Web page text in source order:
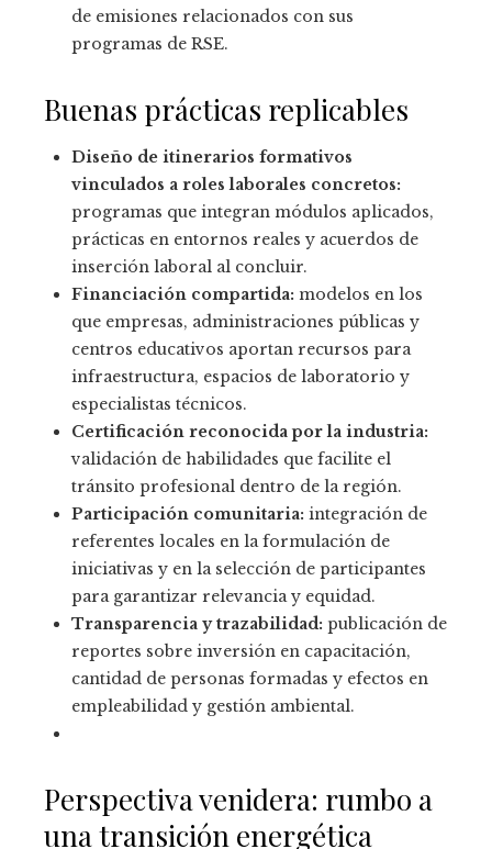
de emisiones relacionados con sus
programas de RSE.
Buenas prácticas replicables
Diseño de itinerarios formativos
vinculados a roles laborales concretos:
programas que integran módulos aplicados,
prácticas en entornos reales y acuerdos de
inserción laboral al concluir.
Financiación compartida: modelos en los
que empresas, administraciones públicas y
centros educativos aportan recursos para
infraestructura, espacios de laboratorio y
especialistas técnicos.
Certificación reconocida por la industria:
validación de habilidades que facilite el
tránsito profesional dentro de la región.
Participación comunitaria: integración de
referentes locales en la formulación de
iniciativas y en la selección de participantes
para garantizar relevancia y equidad.
Transparencia y trazabilidad: publicación de
reportes sobre inversión en capacitación,
cantidad de personas formadas y efectos en
empleabilidad y gestión ambiental.
Perspectiva venidera: rumbo a
una transición energética